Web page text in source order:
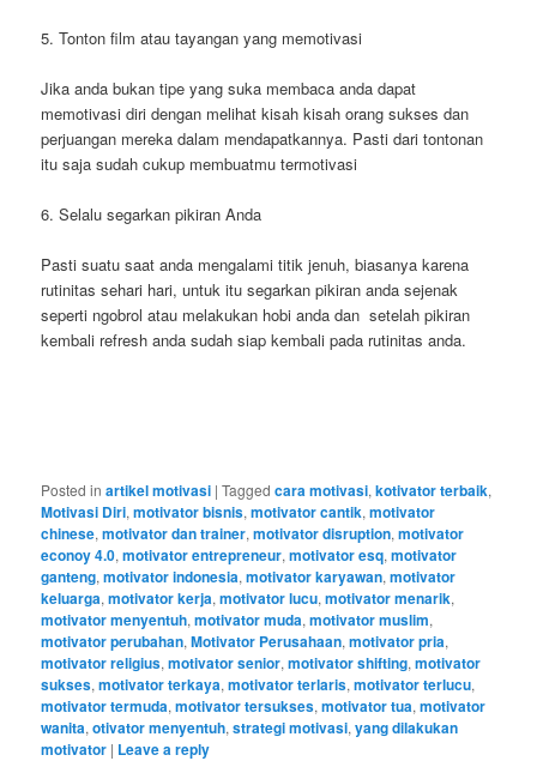
5. Tonton film atau tayangan yang memotivasi
Jika anda bukan tipe yang suka membaca anda dapat
memotivasi diri dengan melihat kisah kisah orang sukses dan
perjuangan mereka dalam mendapatkannya. Pasti dari tontonan
itu saja sudah cukup membuatmu termotivasi
6. Selalu segarkan pikiran Anda
Pasti suatu saat anda mengalami titik jenuh, biasanya karena
rutinitas sehari hari, untuk itu segarkan pikiran anda sejenak
seperti ngobrol atau melakukan hobi anda dan setelah pikiran
kembali refresh anda sudah siap kembali pada rutinitas anda.
Posted in artikel motivasi |Tagged cara motivasi,kotivator terbaik,
Motivasi Diri,motivator bisnis,motivator cantik,motivator
chinese,motivator dan trainer,motivator disruption,motivator
econoy 4.0,motivator entrepreneur,motivator esq,motivator
ganteng,motivator indonesia,motivator karyawan,motivator
keluarga,motivator kerja,motivator lucu,motivator menarik,
motivator menyentuh,motivator muda,motivator muslim,
motivator perubahan,Motivator Perusahaan,motivator pria,
motivator religius,motivator senior,motivator shifting,motivator
sukses,motivator terkaya,motivator terlaris,motivator terlucu,
motivator termuda,motivator tersukses,motivator tua,motivator
wanita,otivator menyentuh,strategi motivasi,yang dilakukan
motivator | Leave a reply